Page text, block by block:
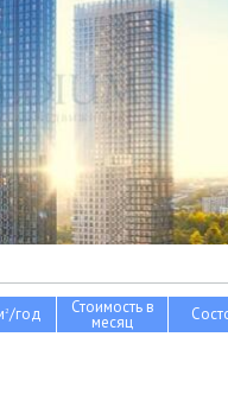
2/год Стоимость в
месяц